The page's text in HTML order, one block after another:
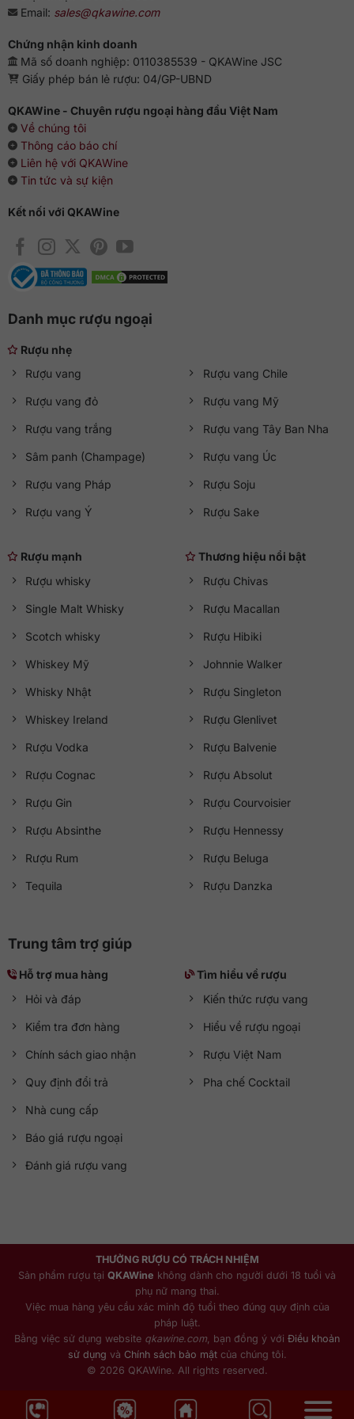
hãng, đầy đủ tem nhập khẩu, tem phụ tiếng Việt và hóa đơn
Tư vấn 24/7
Hotline: 0363 909 636
Fanpage:
QKAWine Official
Messenger:
Hỗ trợ khách hàng
Dịch vụ sau bán hàng:
Cửa hàng
Trụ sở chính:Tầng 1, số 12A, lô TT02, KĐT HDMon (Hải
phố Hà Nội
Giờ hoạt động
Email: sales@qkawine.com
Chứng nhận kinh doanh
Mã số doanh nghiệp: 0110385539 - QKAWine JSC
Giấy phép bán lẻ rượu: 04/GP-UBND
QKAWine - Chuyên rượu ngoại hàng đầu Việt Nam
Về chúng tôi
Thông cáo báo chí
Liên hệ với QKAWine
Tin tức và sự kiện
Kết nối với QKAWine
Danh mục rượu ngoại
Rượu nhẹ
Rượu vang
Rượu vang đỏ
Rượu vang trắng
Sâm panh (Champage)
Rượu vang Pháp
Rượu vang Ý
Rượu vang Chile
Rượu vang Mỹ
Rượu vang Tây Ban Nha
Rượu vang Úc
Rượu Soju
Rượu Sake
Rượu mạnh
Rượu whisky
Single Malt Whisky
Scotch whisky
Whiskey Mỹ
Whisky Nhật
Whiskey Ireland
Rượu Vodka
Rượu Cognac
Rượu Gin
Rượu Absinthe
Rượu Rum
Tequila
Thương hiệu nổi bật
Rượu Chivas
Rượu Macallan
Rượu Hibiki
Johnnie Walker
Rượu Singleton
Rượu Glenlivet
Rượu Balvenie
Rượu Absolut
Rượu Courvoisier
Rượu Hennessy
Rượu Beluga
Rượu Danzka
Trung tâm trợ giúp
Hỗ trợ mua hàng
Hỏi và đáp
Kiểm tra đơn hàng
Chính sách giao nhận
Quy định đổi trả
Nhà cung cấp
Báo giá rượu ngoại
Đánh giá rượu vang
Tìm hiểu về rượu
Kiến thức rượu vang
Hiểu về rượu ngoại
Rượu Việt Nam
Pha chế Cocktail
THƯỞNG RƯỢU CÓ TRÁCH NHIỆM
Sản phẩm rượu tại QKAWine không dành cho người dưới 18 tuổi và
phụ nữ mang thai.
Việc mua hàng yêu cầu xác minh độ tuổi theo đúng quy định của
pháp luật.
Bằng việc sử dụng website qkawine.com , bạn đồng ý với Điều khoản
sử dụng và Chính sách bảo mậtcủa chúng tôi.
© 2026 QKAWine. All rights reserved.